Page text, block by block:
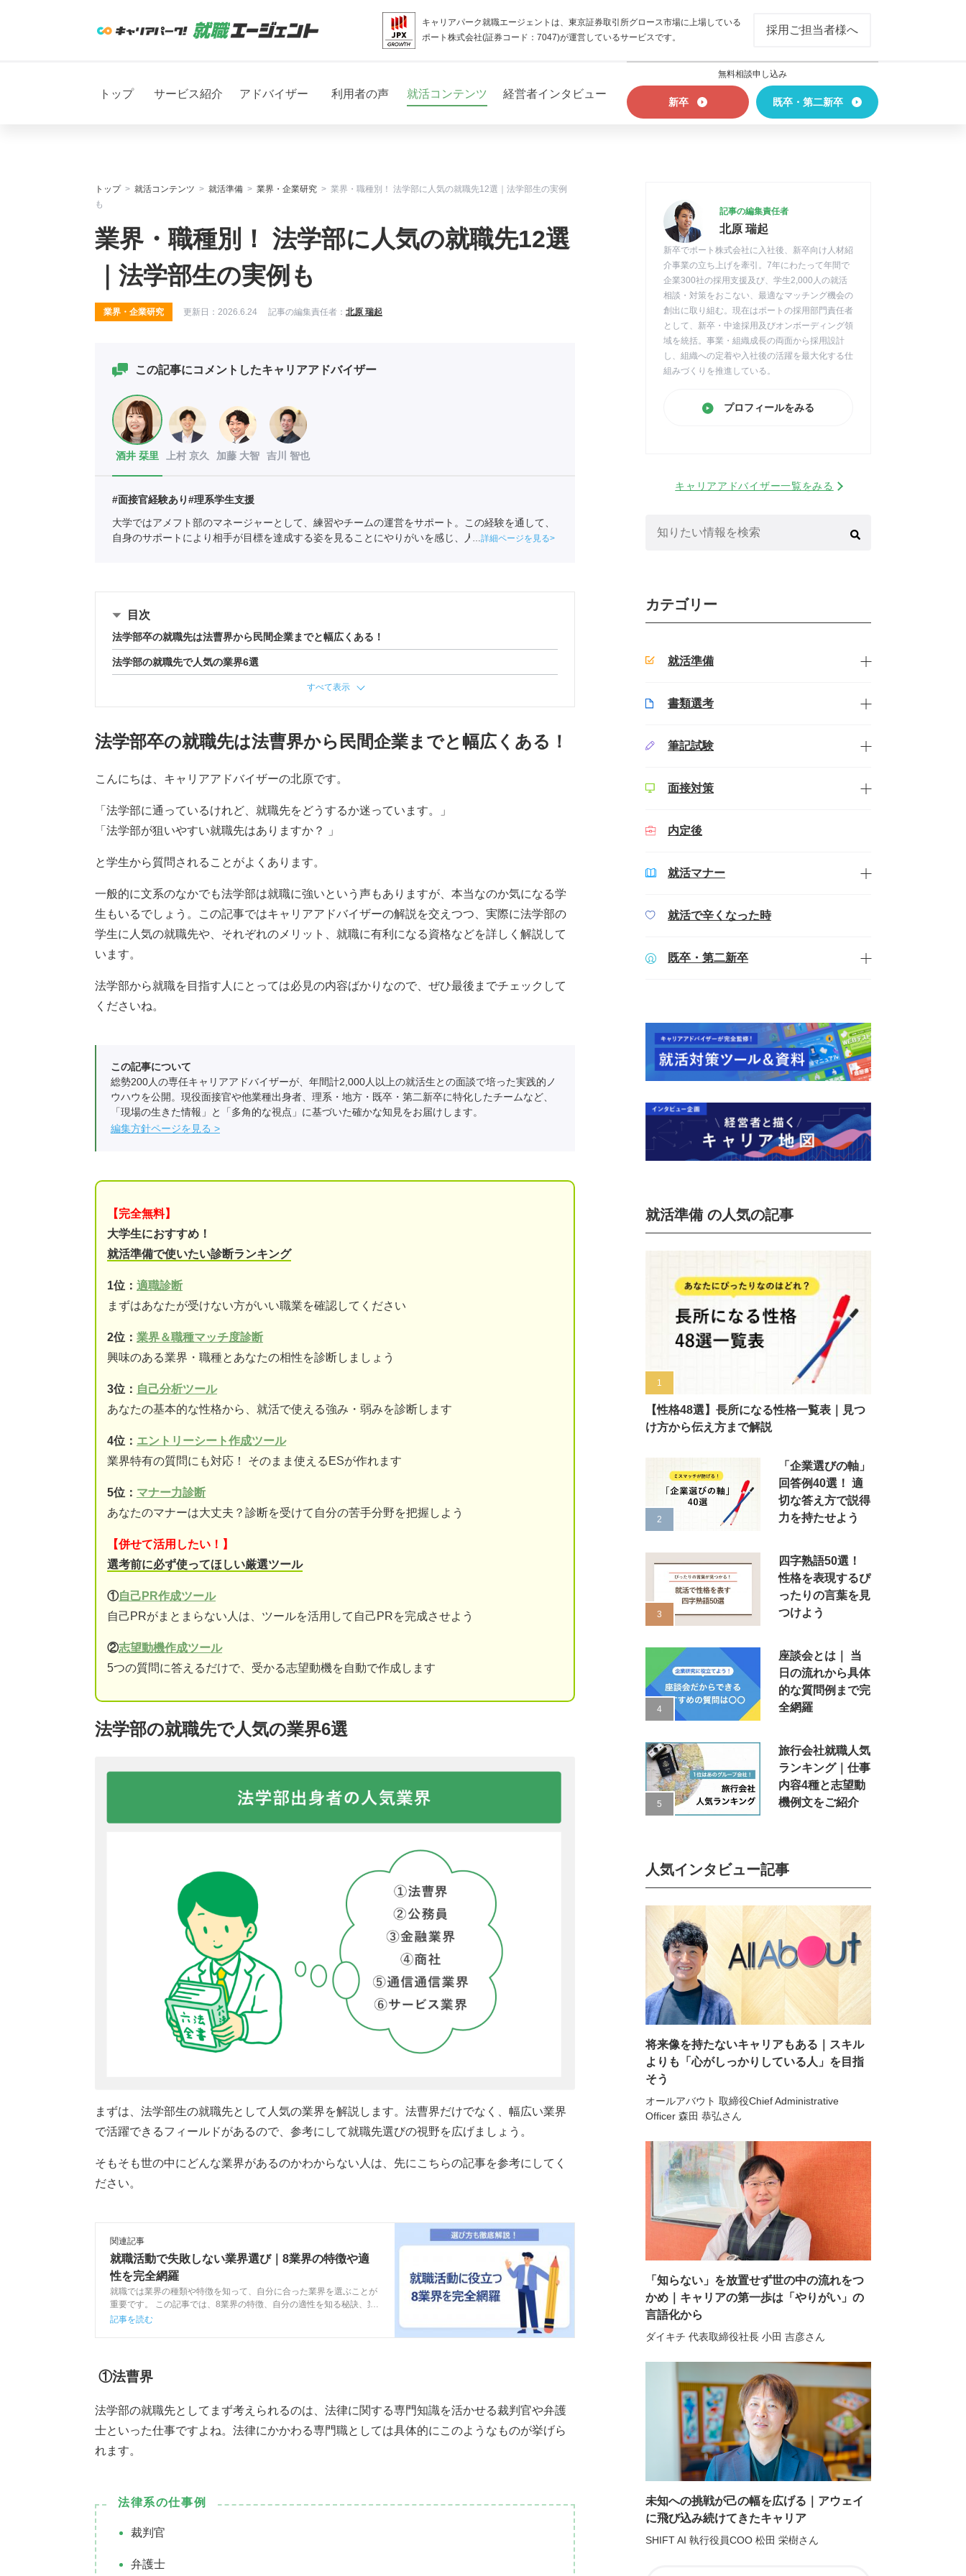
キャリアパーク就職エージェントは、東京証券取引所グロース市場に上場している
ポート株式会社(証券コード：7047)が運営しているサービスです。
採用ご担当者様へ
トップ サービス紹介 アドバイザー 利用者の声 就活コンテンツ 経営者インタビュー
無料相談申し込み
新卒 既卒・第二新卒
トップ 就活コンテンツ 就活準備 業界・企業研究
業界・職種別！ 法学部に人気の就職先12選｜法学部生の実例
も
業界・職種別！ 法学部に人気の就職先12選
｜法学部生の実例も
業界・企業研究 更新日： 2026.6.24 記事の編集責任者： 北原 瑞起
この記事にコメントしたキャリアアドバイザー
酒井 栞里 上村 京久 加藤 大智 吉川 智也
#面接官経験あり#理系学生支援
大学ではアメフト部のマネージャーとして、練習やチームの運営をサポート。この経験を通して、
自身のサポートにより相手が目標を達成する姿を見ることにやりがいを感じ、人材業界を目指す。
詳細ページを見る
目次
法学部卒の就職先は法曹界から民間企業までと幅広くある！
法学部の就職先で人気の業界6選
すべて表示
法学部卒の就職先は法曹界から民間企業までと幅広くある！
こんにちは、キャリアアドバイザーの北原です。
「法学部に通っているけれど、就職先をどうするか迷っています。」
「法学部が狙いやすい就職先はありますか？ 」
と学生から質問されることがよくあります。
一般的に文系のなかでも法学部は就職に強いという声もありますが、本当なのか気になる学
生もいるでしょう。この記事ではキャリアアドバイザーの解説を交えつつ、実際に法学部の
学生に人気の就職先や、それぞれのメリット、就職に有利になる資格などを詳しく解説して
います。
法学部から就職を目指す人にとっては必見の内容ばかりなので、ぜひ最後までチェックして
くださいね。
この記事について
総勢200人の専任キャリアアドバイザーが、年間計2,000人以上の就活生との面談で培った実践的ノ
ウハウを公開。現役面接官や他業種出身者、理系・地方・既卒・第二新卒に特化したチームなど、
「現場の生きた情報」と「多角的な視点」に基づいた確かな知見をお届けします。
編集方針ページを見る
【完全無料】
大学生におすすめ！
就活準備で使いたい診断ランキング
1位： 適職診断
まずはあなたが受けない方がいい職業を確認してください
2位： 業界＆職種マッチ度診断
興味のある業界・職種とあなたの相性を診断しましょう
3位： 自己分析ツール
あなたの基本的な性格から、就活で使える強み・弱みを診断します
4位： エントリーシート作成ツール
業界特有の質問にも対応！ そのまま使えるESが作れます
5位： マナー力診断
あなたのマナーは大丈夫？診断を受けて自分の苦手分野を把握しよう
【併せて活用したい！】
選考前に必ず使ってほしい厳選ツール
①自己PR作成ツール
自己PRがまとまらない人は、ツールを活用して自己PRを完成させよう
②志望動機作成ツール
5つの質問に答えるだけで、受かる志望動機を自動で作成します
法学部の就職先で人気の業界6選
まずは、法学部生の就職先として人気の業界を解説します。法曹界だけでなく、幅広い業界
で活躍できるフィールドがあるので、参考にして就職先選びの視野を広げましょう。
そもそも世の中にどんな業界があるのかわからない人は、先にこちらの記事を参考にしてく
ださい。
関連記事
就職活動で失敗しない業界選び｜8業界の特徴や適
性を完全網羅
就職では業界の種類や特徴を知って、自分に合った業界を選ぶことが
重要です。 この記事では、8業界の特徴、自分の適性を知る秘訣、業
界選びのポイントなどをキャリアアドバイザーが解説します。 動画や
記事を読む
①法曹界
法学部の就職先としてまず考えられるのは、法律に関する専門知識を活かせる裁判官や弁護
士といった仕事ですよね。法律にかかわる専門職としては具体的にこのようなものが挙げら
れます。
法律系の仕事例
裁判官
弁護士
記事の編集責任者
北原 瑞起
新卒でポート株式会社に入社後、新卒向け人材紹
介事業の立ち上げを牽引。7年にわたって年間で
企業300社の採用支援及び、学生2,000人の就活
相談・対策をおこない、最適なマッチング機会の
創出に取り組む。現在はポートの採用部門責任者
として、新卒・中途採用及びオンボーディング領
域を統括。事業・組織成長の両面から採用設計
し、組織への定着や入社後の活躍を最大化する仕
組みづくりを推進している。
プロフィールをみる
キャリアアドバイザー一覧をみる
カテゴリー
就活準備
書類選考
筆記試験
面接対策
内定後
就活マナー
就活で辛くなった時
既卒・第二新卒
就活準備 の人気の記事
【性格48選】長所になる性格一覧表｜見つ
け方から伝え方まで解説
「企業選びの軸」
回答例40選！ 適
切な答え方で説得
力を持たせよう
四字熟語50選！
性格を表現するぴ
ったりの言葉を見
つけよう
座談会とは｜ 当
日の流れから具体
的な質問例まで完
全網羅
旅行会社就職人気
ランキング｜仕事
内容4種と志望動
機例文をご紹介
人気インタビュー記事
将来像を持たないキャリアもある｜スキル
よりも「心がしっかりしている人」を目指
そう
オールアバウト 取締役Chief Administrative
Officer 森田 恭弘さん
「知らない」を放置せず世の中の流れをつ
かめ｜キャリアの第一歩は「やりがい」の
言語化から
ダイキチ 代表取締役社長 小田 吉彦さん
未知への挑戦が己の幅を広げる｜アウェイ
に飛び込み続けてきたキャリア
SHIFT AI 執行役員COO 松田 栄樹さん